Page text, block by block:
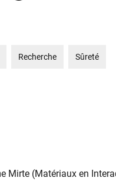
Recherche Sûreté
Mirte (Matériaux en